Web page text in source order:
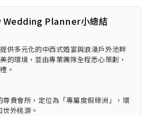
Wedding Planner小總結
供多元化的中西式婚宴與浪漫戶外池畔
的環境，並由專業團隊全程悉心策劃，
。
尊貴會所，定位為「專屬度假綠洲」，環
外桃源。